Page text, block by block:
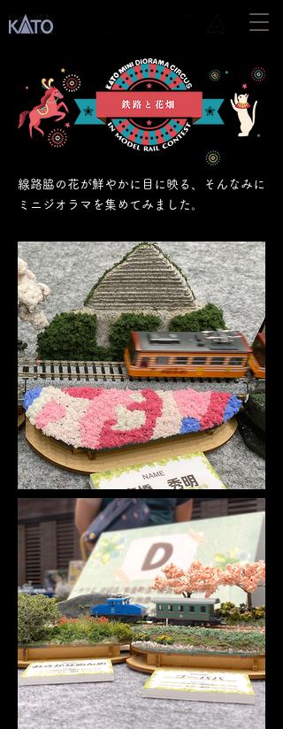
線路脇の花が鮮やかに目に映る、そんなみに
ミニジオラマを集めてみました。